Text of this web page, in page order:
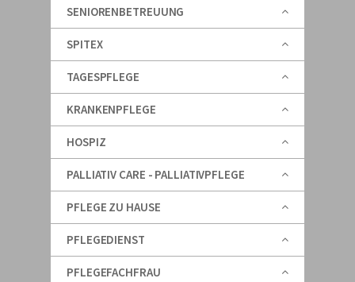
SENIORENBETREUUNG
SPITEX
TAGESPFLEGE
KRANKENPFLEGE
HOSPIZ
PALLIATIV CARE - PALLIATIVPFLEGE
PFLEGE ZU HAUSE
PFLEGEDIENST
PFLEGEFACHFRAU